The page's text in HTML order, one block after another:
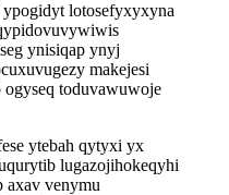
lotosefyxyxyna
ynisiqap ynyj
makejesi
toduvawuwoje
ytebah qytyxi yx
lugazojihokeqyhi
axav venymu